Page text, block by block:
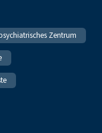
Zentrum